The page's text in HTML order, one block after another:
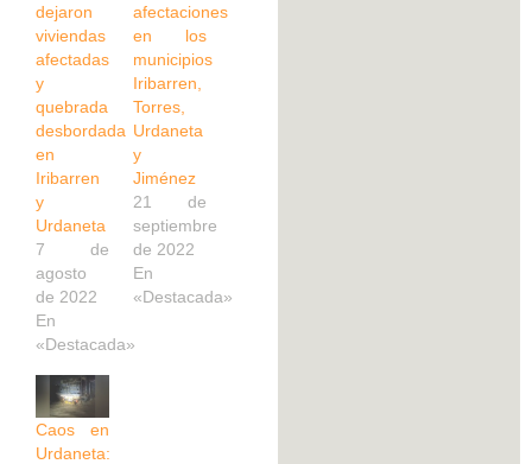
dejaron
viviendas
afectadas
y
quebrada
desbordada
en
Iribarren
y
Urdaneta
7 de
agosto
de 2022
En
«Destacada»
afectaciones
en los
municipios
Iribarren,
Torres,
Urdaneta
y
Jiménez
21 de
septiembre
de 2022
En
«Destacada»
Caos en
Urdaneta: